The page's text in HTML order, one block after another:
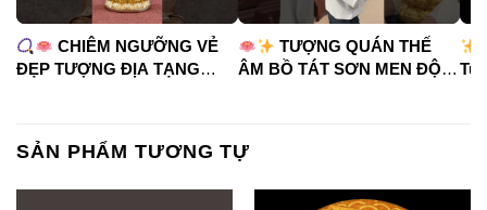
CHIÊM NGƯỠNG VẺ
ĐẸP TƯỢNG ĐỊA TẠNG
#tuongphat
#diatangvuongbotat
TƯỢNG QUÁN THẾ
ÂM BỒ TÁT SƠN MEN ĐỘ
SẢN PHẨM TƯƠNG TỰ